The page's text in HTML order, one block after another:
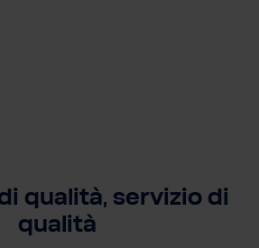
qualità, servizio di
qualità